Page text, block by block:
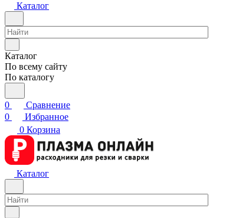
Каталог
Каталог
По всему сайту
По каталогу
0
Сравнение
0
Избранное
0 Корзина
Каталог